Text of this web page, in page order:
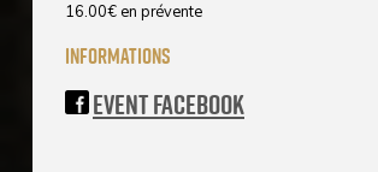
16.00€ en prévente
informations
Event Facebook